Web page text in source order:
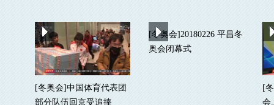
[冬奥会]中国体育代表团
部分队伍回京受追捧
[冬奥会]20180226 平昌冬
奥会闭幕式
[
会